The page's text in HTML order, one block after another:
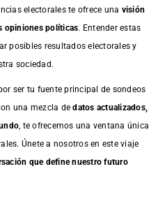
electorales te ofrece una visión
opiniones políticas. Entender estas
posibles resultados electorales y
sociedad.
ser tu fuente principal de sondeos
una mezcla dedatos actualizados,
, te ofrecemos una ventana única
Únete a nosotros en este viaje
que define nuestro futuro